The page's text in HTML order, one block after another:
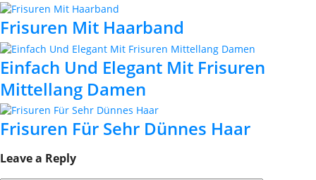
Frisuren Mit Haarband
Einfach Und Elegant Mit Frisuren
Mittellang Damen
Frisuren Für Sehr Dünnes Haar
Leave a Reply